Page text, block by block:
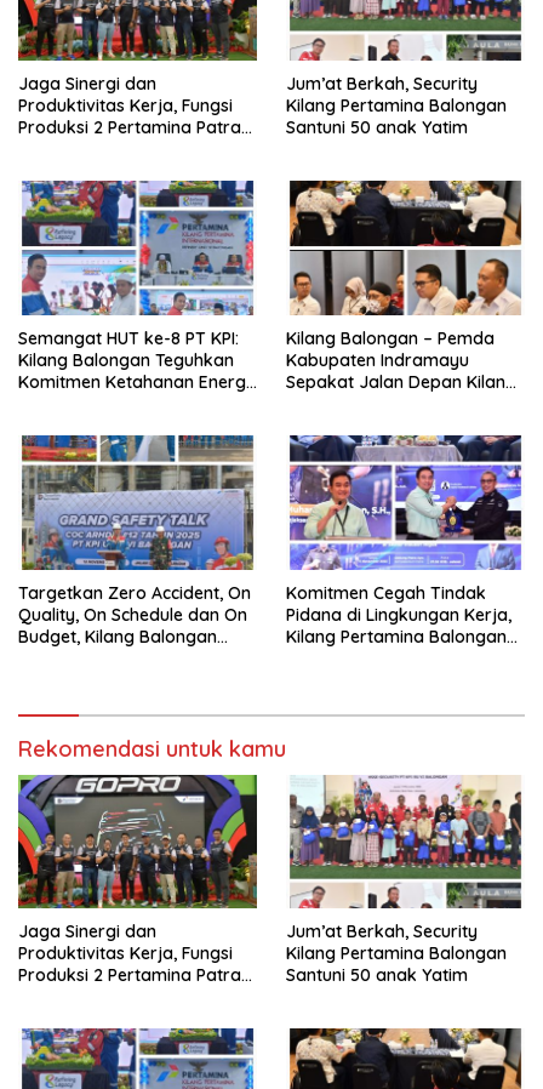
Jaga Sinergi dan
Produktivitas Kerja, Fungsi
Produksi 2 Pertamina Patra
Jum’at Berkah, Security
Kilang Pertamina Balongan
Santuni 50 anak Yatim
Semangat HUT ke-8 PT KPI:
Kilang Balongan Teguhkan
Komitmen Ketahanan Energi
Yayasan Pendidikan
Kilang Balongan – Pemda
Kabupaten Indramayu
Sepakat Jalan Depan Kilang
Sukaurip-Sukareja
Targetkan Zero Accident, On
Quality, On Schedule dan On
Budget, Kilang Balongan
Komitmen Cegah Tindak
Pidana di Lingkungan Kerja,
Kilang Pertamina Balongan
Rekomendasi untuk kamu
Jaga Sinergi dan
Produktivitas Kerja, Fungsi
Produksi 2 Pertamina Patra
Jum’at Berkah, Security
Kilang Pertamina Balongan
Santuni 50 anak Yatim